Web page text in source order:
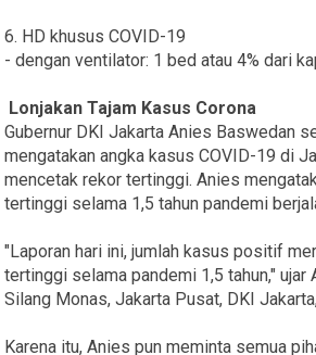
6. HD khusus COVID-19
- dengan ventilator: 1 bed atau 4% dari
Lonjakan Tajam Kasus Corona
Gubernur DKI Jakarta Anies Baswedan
mengatakan angka kasus COVID-19 di
mencetak rekor tertinggi. Anies
tertinggi selama 1,5 tahun pandemi
"Laporan hari ini, jumlah kasus positif
tertinggi selama pandemi 1,5 tahun," ujar
Silang Monas, Jakarta Pusat, DKI
Karena itu, Anies pun meminta semua